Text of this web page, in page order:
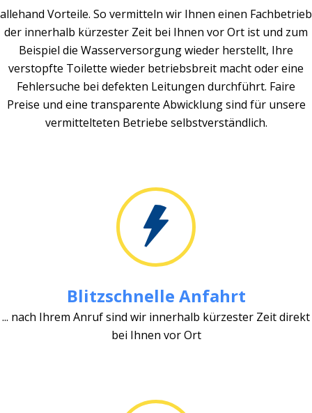
allehand Vorteile. So vermitteln wir Ihnen einen Fachbetrieb
der innerhalb kürzester Zeit bei Ihnen vor Ort ist und zum
Beispiel die Wasserversorgung wieder herstellt, Ihre
verstopfte Toilette wieder betriebsbreit macht oder eine
Fehlersuche bei defekten Leitungen durchführt. Faire
Preise und eine transparente Abwicklung sind für unsere
vermittelteten Betriebe selbstverständlich.
Blitzschnelle Anfahrt
... nach Ihrem Anruf sind wir innerhalb kürzester Zeit direkt
bei Ihnen vor Ort